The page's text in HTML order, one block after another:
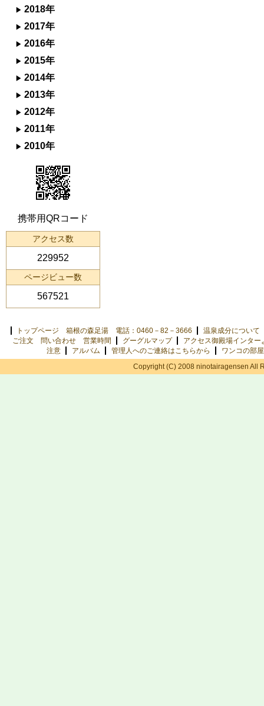
2018年
2017年
2016年
2015年
2014年
2013年
2012年
2011年
2010年
携帯用QRコード
アクセス数
229952
ページビュー数
567521
トップページ 箱根の森足湯 電話：0460－82－3666
温泉成分について
ご注文 問い合わせ 営業時間
グーグルマップ
アクセス御殿場インター
注意
アルバム 管理人へのご連絡はこちらから
ワンコの部屋
Copyright (C) 2008 ninotairagensen All